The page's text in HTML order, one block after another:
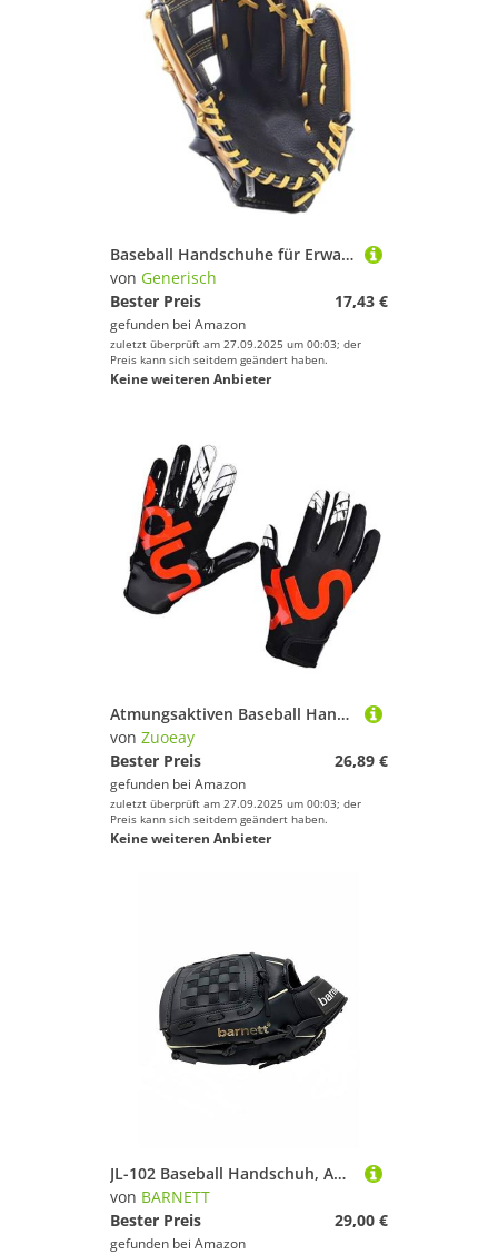
Baseball Handschuhe für Erwachsene Baseballspieler,Softball Schutzhandschuh - Outfield Fäustlinge für Jugendliche Erwachsene Ballsport Trainingshandschuhe
von Generisch
Bester Preis
17,43 €
gefunden bei Amazon
zuletzt überprüft am 27.09.2025 um 00:03; der
Preis kann sich seitdem geändert haben.
Keine weiteren Anbieter
Atmungsaktiven Baseball Handschuhen Fußball Treffen Sportzubehör Multifunktional Sport Anti Slip Baseball Fußball Für Den Mann
von Zuoeay
Bester Preis
26,89 €
gefunden bei Amazon
zuletzt überprüft am 27.09.2025 um 00:03; der
Preis kann sich seitdem geändert haben.
Keine weiteren Anbieter
JL-102 Baseball Handschuh, Anfänger, Polyurethan, Infield, Grösse 10,2 (REG (Rechte Hand Wurf))
von BARNETT
Bester Preis
29,00 €
gefunden bei Amazon